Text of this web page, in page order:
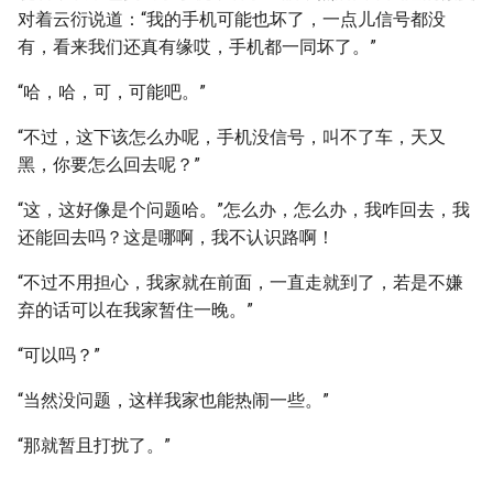
对着云衍说道：“我的手机可能也坏了，一点儿信号都没
有，看来我们还真有缘哎，手机都一同坏了。”
“哈，哈，可，可能吧。”
“不过，这下该怎么办呢，手机没信号，叫不了车，天又
黑，你要怎么回去呢？”
“这，这好像是个问题哈。”怎么办，怎么办，我咋回去，我
还能回去吗？这是哪啊，我不认识路啊！
“不过不用担心，我家就在前面，一直走就到了，若是不嫌
弃的话可以在我家暂住一晚。”
“可以吗？”
“当然没问题，这样我家也能热闹一些。”
“那就暂且打扰了。”